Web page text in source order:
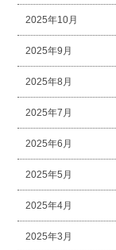
2025年10月
2025年9月
2025年8月
2025年7月
2025年6月
2025年5月
2025年4月
2025年3月